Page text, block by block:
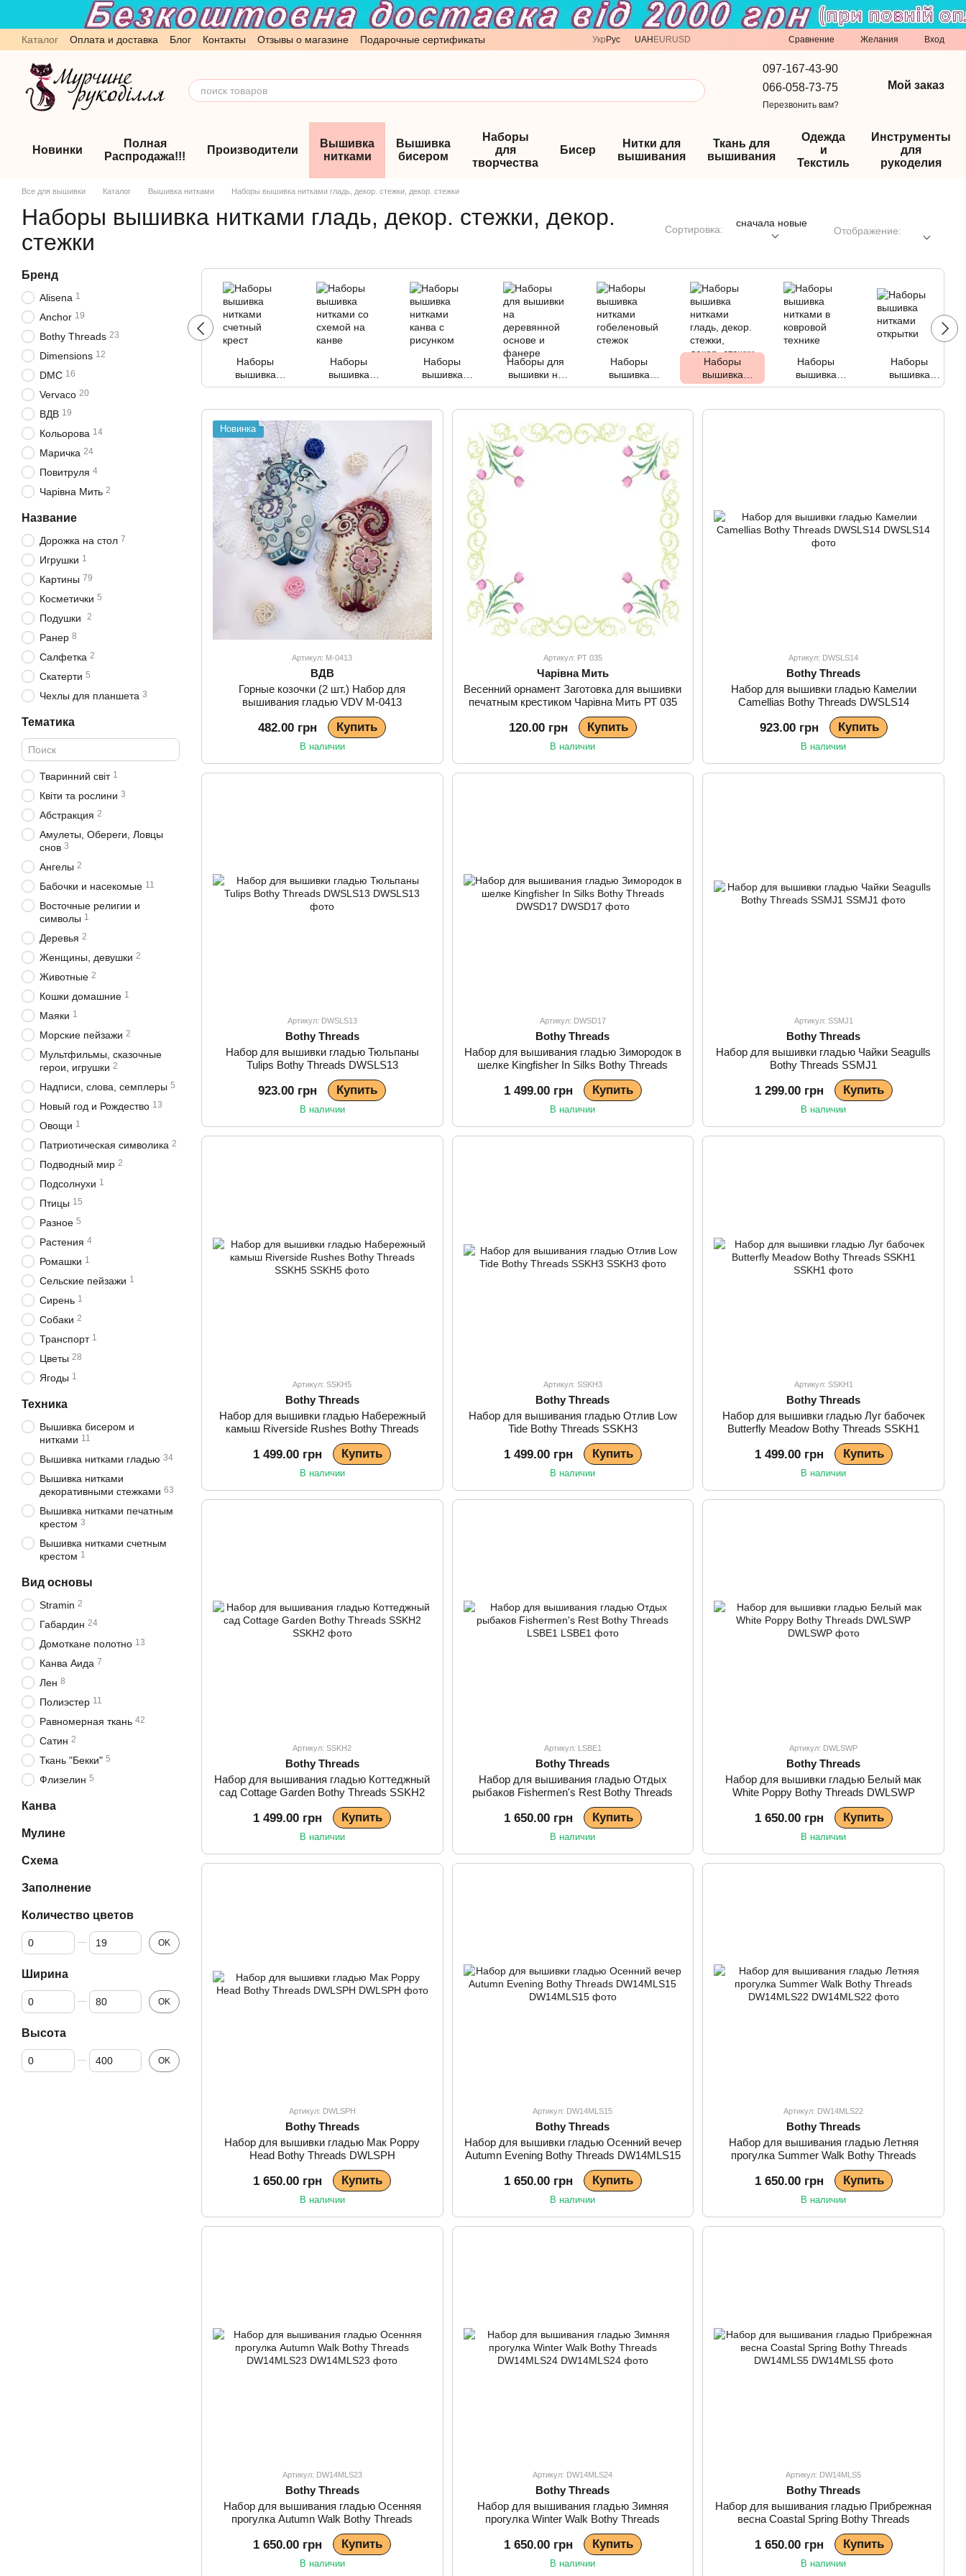
Перейти к основному контенту
Каталог Оплата и доставка Блог Контакты Отзывы о магазине
Подарочные сертификаты
Обмен и возврат
Пользовательское соглашение
Укр Рус UAH EURUSD Сравнение Желания Вход
097-167-43-90
066-058-73-75
Перезвонить вам?
Мой заказ
Новинки
Полная
Распродажа!!!
Производители
Вышивка
нитками
Вышивка
бисером
Наборы
для
творчества
Бисер
Нитки для
вышивания
Ткань для
вышивания
Одежда
и
Текстиль
Инструменты
для
рукоделия
Все для вышивки Каталог Вышивка нитками Наборы вышивка нитками гладь, декор. стежки, декор. стежки
Наборы вышивка нитками гладь, декор. стежки, декор.
стежки
Сортировка:
сначала новые
Отображение:
Наборы
вышивка
нитками
Наборы
вышивка
нитками со
канве
Наборы
вышивка
нитками канва
Наборы для
вышивки на
деревянной
фанере
Наборы
вышивка
нитками
стежок
Наборы
вышивка
нитками гладь,
декор. стежки
Наборы
вышивка
нитками в
технике
Наборы
вышивка
нитками
Новинка
Артикул: М-0413
ВДВ
Горные козочки (2 шт.) Набор для
вышивания гладью VDV М-0413
482.00 грн Купить
В наличии
Артикул: РТ 035
Чарівна Мить
Весенний орнамент Заготовка для вышивки
печатным крестиком Чарівна Мить РТ 035
120.00 грн Купить
В наличии
Артикул: DWSLS14
Bothy Threads
Набор для вышивки гладью Камелии
Camellias Bothy Threads DWSLS14
923.00 грн Купить
В наличии
Артикул: DWSLS13
Bothy Threads
Набор для вышивки гладью Тюльпаны
Tulips Bothy Threads DWSLS13
923.00 грн Купить
В наличии
Артикул: DWSD17
Bothy Threads
Набор для вышивания гладью Зимородок в
шелке Kingfisher In Silks Bothy Threads
DWSD17
1 499.00 грн Купить
В наличии
Артикул: SSMJ1
Bothy Threads
Набор для вышивки гладью Чайки Seagulls
Bothy Threads SSMJ1
1 299.00 грн Купить
В наличии
Артикул: SSKH5
Bothy Threads
Набор для вышивки гладью Набережный
камыш Riverside Rushes Bothy Threads
SSKH5
1 499.00 грн Купить
В наличии
Артикул: SSKH3
Bothy Threads
Набор для вышивания гладью Отлив Low
Tide Bothy Threads SSKH3
1 499.00 грн Купить
В наличии
Артикул: SSKH1
Bothy Threads
Набор для вышивки гладью Луг бабочек
Butterfly Meadow Bothy Threads SSKH1
1 499.00 грн Купить
В наличии
Артикул: SSKH2
Bothy Threads
Набор для вышивания гладью Коттеджный
сад Cottage Garden Bothy Threads SSKH2
1 499.00 грн Купить
В наличии
Артикул: LSBE1
Bothy Threads
Набор для вышивания гладью Отдых
рыбаков Fishermen's Rest Bothy Threads
1 650.00 грн Купить
В наличии
Артикул: DWLSWP
Bothy Threads
Набор для вышивки гладью Белый мак
White Poppy Bothy Threads DWLSWP
1 650.00 грн Купить
В наличии
Артикул: DWLSPH
Bothy Threads
Набор для вышивки гладью Мак Poppy
Head Bothy Threads DWLSPH
1 650.00 грн Купить
В наличии
Артикул: DW14MLS15
Bothy Threads
Набор для вышивки гладью Осенний вечер
Autumn Evening Bothy Threads DW14MLS15
1 650.00 грн Купить
В наличии
Артикул: DW14MLS22
Bothy Threads
Набор для вышивания гладью Летняя
прогулка Summer Walk Bothy Threads
DW14MLS22
1 650.00 грн Купить
В наличии
Артикул: DW14MLS23
Bothy Threads
Набор для вышивания гладью Осенняя
прогулка Autumn Walk Bothy Threads
DW14MLS23
1 650.00 грн Купить
В наличии
Артикул: DW14MLS24
Bothy Threads
Набор для вышивания гладью Зимняя
прогулка Winter Walk Bothy Threads
DW14MLS24
1 650.00 грн Купить
В наличии
Артикул: DW14MLS5
Bothy Threads
Набор для вышивания гладью Прибрежная
весна Coastal Spring Bothy Threads
DW14MLS5
1 650.00 грн Купить
В наличии
Бренд
Alisena 1
Anchor 19
Bothy Threads 23
Dimensions 12
DMC 16
Vervaco 20
ВДВ 19
Кольорова 14
Маричка 24
Повитруля 4
Чарівна Мить 2
Название
Дорожка на стол 7
Игрушки 1
Картины 79
Косметички 5
Подушки 2
Ранер 8
Салфетка 2
Скатерти 5
Чехлы для планшета 3
Тематика
Тваринний світ 1
Квіти та рослини 3
Абстракция 2
Амулеты, Обереги, Ловцы
снов 3
Ангелы 2
Бабочки и насекомые 11
Восточные религии и
символы 1
Деревья 2
Женщины, девушки 2
Животные 2
Кошки домашние 1
Маяки 1
Морские пейзажи 2
Мультфильмы, сказочные
герои, игрушки 2
Надписи, слова, семплеры 5
Новый год и Рождество 13
Овощи 1
Патриотическая символика 2
Подводный мир 2
Подсолнухи 1
Птицы 15
Разное 5
Растения 4
Ромашки 1
Сельские пейзажи 1
Сирень 1
Собаки 2
Транспорт 1
Цветы 28
Ягоды 1
Техника
Вышивка бисером и
нитками 11
Вышивка нитками гладью 34
Вышивка нитками
декоративными стежками 63
Вышивка нитками печатным
крестом 3
Вышивка нитками счетным
крестом 1
Вид основы
Stramin 2
Габардин 24
Домоткане полотно 13
Канва Аида 7
Лен 8
Полиэстер 11
Равномерная ткань 42
Сатин 2
Ткань "Бекки" 5
Флизелин 5
Канва
Мулине
Схема
Заполнение
Количество цветов
От Количество цветов
До Количество цветов OK
Ширина
От Ширина
До Ширина OK
Высота
От Высота
До Высота OK